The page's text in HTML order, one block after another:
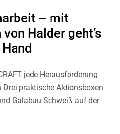
– mit
Halder geht’s
jede Herausforderung
praktische Aktionsboxen
Galabau Schweiß auf der